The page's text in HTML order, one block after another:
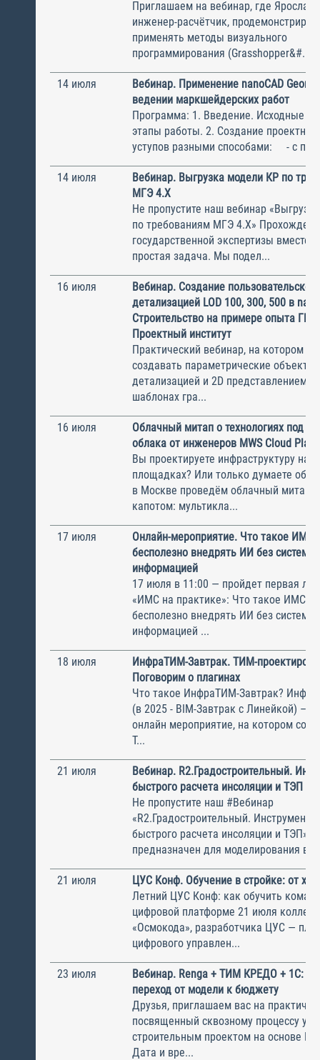
Приглашаем на вебинар, где Ярослав
инженер-расчётчик,
применять методы визуального
программирования (Grasshopper&#...
14 июля
Вебинар. Применение nanoCAD
ведении маркшейдерских работ
Программа: 1. Введение. Исходные
этапы работы. 2. Создание проектной
уступов разными способами: - с
14 июля
Вебинар. Выгрузка модели КР по
МГЭ 4.Х
Не пропустите наш вебинар
по требованиям МГЭ 4.Х»
государственной экспертизы вместе
простая задача. Мы подел...
16 июля
Вебинар. Создание
детализацией LOD 100, 300, 500 в
Строительство на примере опыта
Проектный институт
Практический вебинар, на котором
создавать параметрические объекты
детализацией и 2D представлением,
шаблонах гра...
16 июля
Облачный митап о технологиях под
облака от инженеров MWS Cloud
Вы проектируете инфраструктуру на
площадках? Или только думаете об
в Москве проведём облачный митап
капотом: мультикла...
17 июля
Онлайн-мероприятие. Что такое ИМС
бесполезно внедрять ИИ без системы
информацией
17 июля в 11:00 — пройдет первая
«ИМС на практике»: Что такое ИМС, и
бесполезно внедрять ИИ без системы
информацией ...
18 июля
ИнфраТИМ-Завтрак. ТИМ-
Поговорим о плагинах
Что такое ИнфраТИМ-Завтрак?
(в 2025 - BIM-Завтрак с Линейкой) –
онлайн мероприятие, на котором
Т...
21 июля
Вебинар. R2.Градостроительный.
быстрого расчета инсоляции и ТЭП
Не пропустите наш #Вебинар
«R2.Градостроительный.
быстрого расчета инсоляции и ТЭП»
предназначен для моделирования
21 июля
ЦУС Конф. Обучение в стройке: от
Летний ЦУС Конф: как обучить
цифровой платформе 21 июля
«Осмокода», разработчика ЦУС —
цифрового управлен...
23 июля
Вебинар. Renga + ТИМ КРЕДО + 1С:
переход от модели к бюджету
Друзья, приглашаем вас на
посвященный сквозному процессу
строительным проектом на основе
Дата и вре...